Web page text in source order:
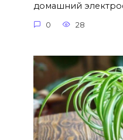
домашний
0 28